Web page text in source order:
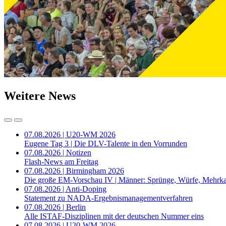
Weitere News
07.08.2026 | U20-WM 2026
Eugene Tag 3 | Die DLV-Talente in den Vorrunden
07.08.2026 | Notizen
Flash-News am Freitag
07.08.2026 | Birmingham 2026
Die große EM-Vorschau IV | Männer: Sprünge, Würfe,
07.08.2026 | Anti-Doping
Statement zu NADA-Ergebnismanagementverfahren
07.08.2026 | Berlin
Alle ISTAF-Disziplinen mit der deutschen Nummer eins